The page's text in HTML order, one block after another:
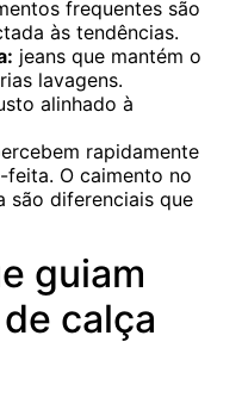
frequentes são
às tendências.
jeans que mantém o
lavagens.
alinhado à
rapidamente
feita. O caimento no
diferenciais que
guiam
calça